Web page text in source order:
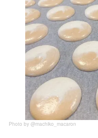
Photo by @machiko_macaron